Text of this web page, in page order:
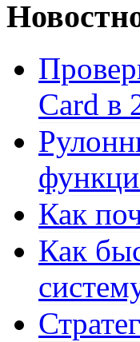
Card в
Как
Как